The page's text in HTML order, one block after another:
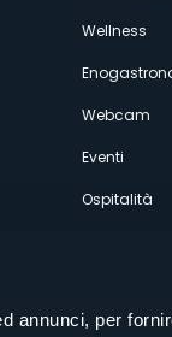
annunci, per
Wellness
Webcam
Eventi
Ospitalità